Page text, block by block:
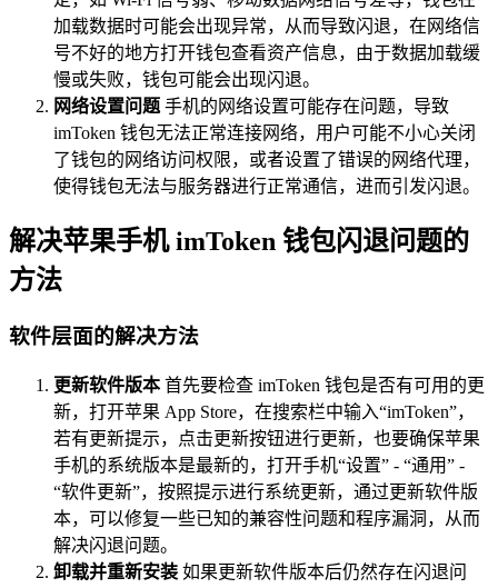
加载数据时可能会出现异常，从而导致闪退，在网络信
号不好的地方打开钱包查看资产信息，由于数据加载缓
慢或失败，钱包可能会出现闪退。
网络设置问题 手机的网络设置可能存在问题，导致
imToken 钱包无法正常连接网络，用户可能不小心关闭
了钱包的网络访问权限，或者设置了错误的网络代理，
使得钱包无法与服务器进行正常通信，进而引发闪退。
解决苹果手机 imToken 钱包闪退问题的
方法
软件层面的解决方法
更新软件版本首先要检查 imToken 钱包是否有可用的更
新，打开苹果 App Store，在搜索栏中输入“imToken”，
若有更新提示，点击更新按钮进行更新，也要确保苹果
手机的系统版本是最新的，打开手机“设置” - “通用” -
“软件更新”，按照提示进行系统更新，通过更新软件版
本，可以修复一些已知的兼容性问题和程序漏洞，从而
解决闪退问题。
卸载并重新安装 如果更新软件版本后仍然存在闪退问